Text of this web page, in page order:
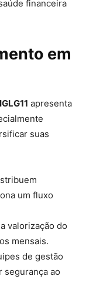
financeira
em
apresenta
suas
um fluxo
valorização do
mensais.
de gestão
segurança ao